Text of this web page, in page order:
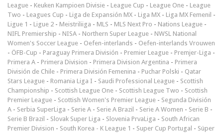
League - Keuken Kampioen Divisie - League Cup - League One - League
Two - Leagues Cup - Liga de Expansión MX - Liga MX - Liga MX Femenil -
Ligue 1 - Ligue 2 - Meistriliiga - MLS - MLS Next Pro - Nations League -
NIFL Premiership - NISA - Northern Super League - NWSL National
Women's Soccer League - Oefen-interlands - Oefen-interlands Vrouwen
- ÖFB-Cup - Paraguay Primera División - Premier League - Premjer-Liga -
Primera A - Primera Division - Primera Division Argentina - Primera
División de Chile - Primera División Femenina - Puchar Polski - Qatar
Stars League - Romania Liga I - Saudi Professional League - Scottish
Championship - Scottish League One - Scottish League Two - Scottish
Premier League - Scottish Women's Premier League - Segunda División
A - Serbia SuperLiga - Serie A - Serie A Brazil - Serie A Women - Serie B -
Serie B Brazil - Slovak Super Liga - Slovenia PrvaLiga - South African
Premier Division - South Korea - K League 1 - Super Cup Portugal - Süper